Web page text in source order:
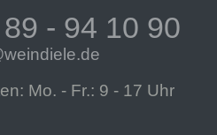
- 94 10 90
Mo. - Fr.: 9 - 17 Uhr